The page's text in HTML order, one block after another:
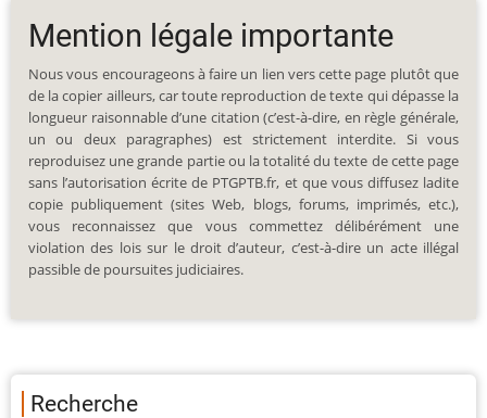
Mention légale importante
Nous vous encourageons à faire un lien vers cette page plutôt que
de la copier ailleurs, car toute reproduction de texte qui dépasse la
longueur raisonnable d’une citation (c’est-à-dire, en règle générale,
un ou deux paragraphes) est strictement interdite. Si vous
reproduisez une grande partie ou la totalité du texte de cette page
sans l’autorisation écrite de PTGPTB.fr, et que vous diffusez ladite
copie publiquement (sites Web, blogs, forums, imprimés, etc.),
vous reconnaissez que vous commettez délibérément une
violation des lois sur le droit d’auteur, c’est-à-dire un acte illégal
passible de poursuites judiciaires.
Recherche